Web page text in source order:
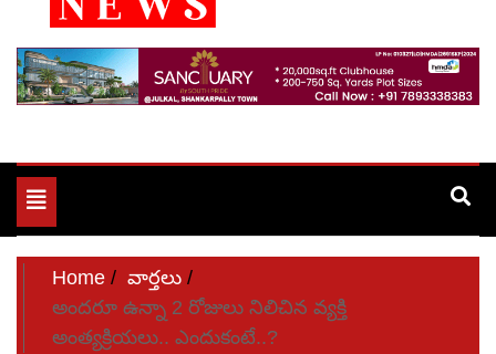
Allin1news
Toggle
navigation
Home
వార్తలు
అందరూ ఉన్నా 2 రోజులు నిలిచిన వ్యక్తి
అంత్యక్రియలు.. ఎందుకంటే..?